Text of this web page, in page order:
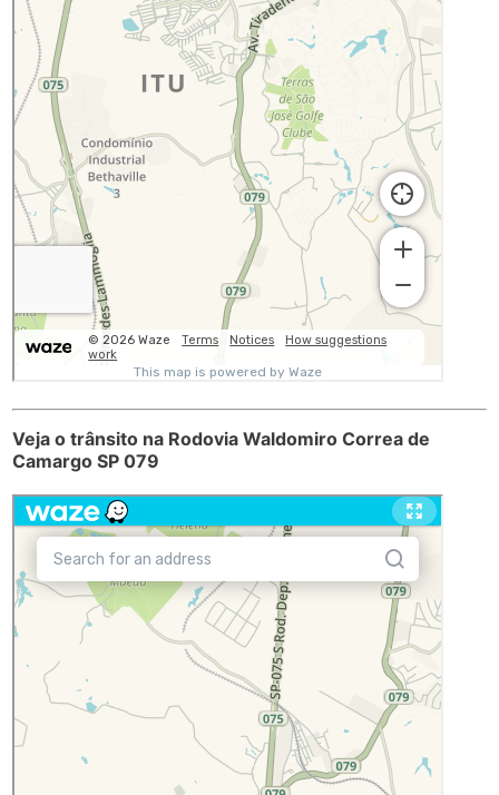
Veja o trânsito na Rodovia Waldomiro Correa de
Camargo SP 079